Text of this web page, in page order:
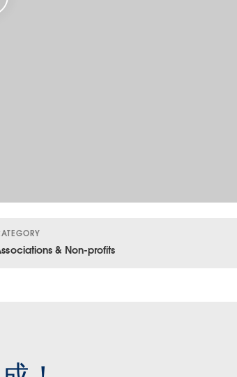
& Non-profits